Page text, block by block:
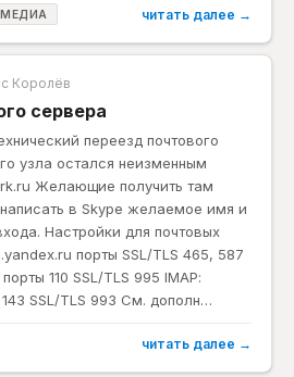
МЕДИА читать далее →
Королёв
сервера
переезд почтового
узла остался неизменным
Желающие получить там
в Skype желаемое имя и
Настройки для почтовых
порты SSL/TLS 465, 587
110 SSL/TLS 995 IMAP:
SSL/TLS 993 См. дополн…
читать далее →